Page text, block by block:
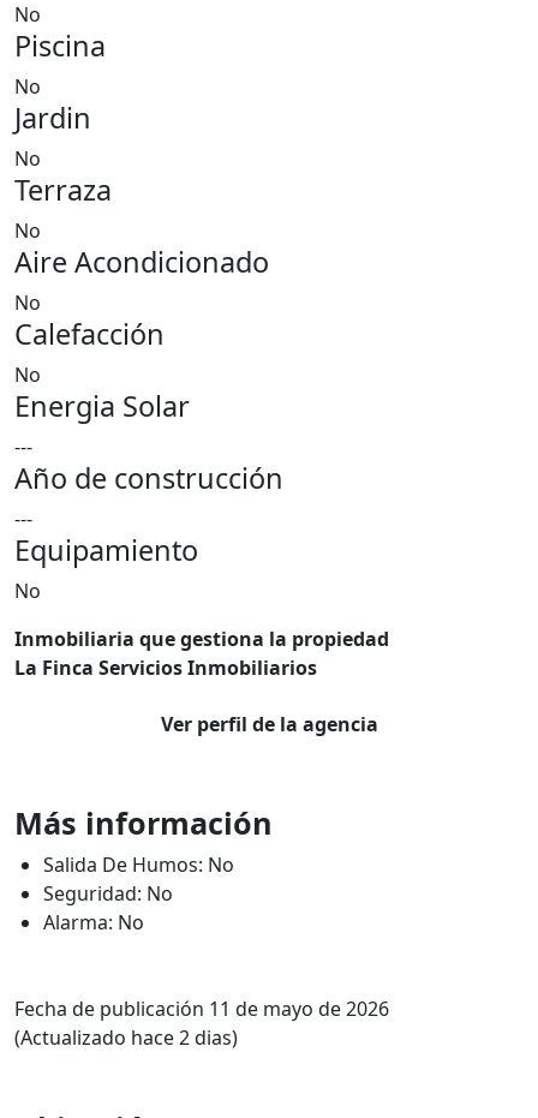
No
Piscina
No
Jardin
No
Terraza
No
Aire Acondicionado
No
Calefacción
No
Energia Solar
---
Año de construcción
---
Equipamiento
No
Inmobiliaria que gestiona la propiedad
La Finca Servicios Inmobiliarios
Ver perfil de la agencia
Más información
Salida De Humos: No
Seguridad: No
Alarma: No
Fecha de publicación 11 de mayo de 2026
(Actualizado hace 2 dias)